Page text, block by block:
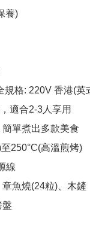
養)
格: 220V 香港(英
適合2-3人享用
單煮出多款美食
250°C(高溫煎烤)
線
魚燒(24粒)、木鏟
盤